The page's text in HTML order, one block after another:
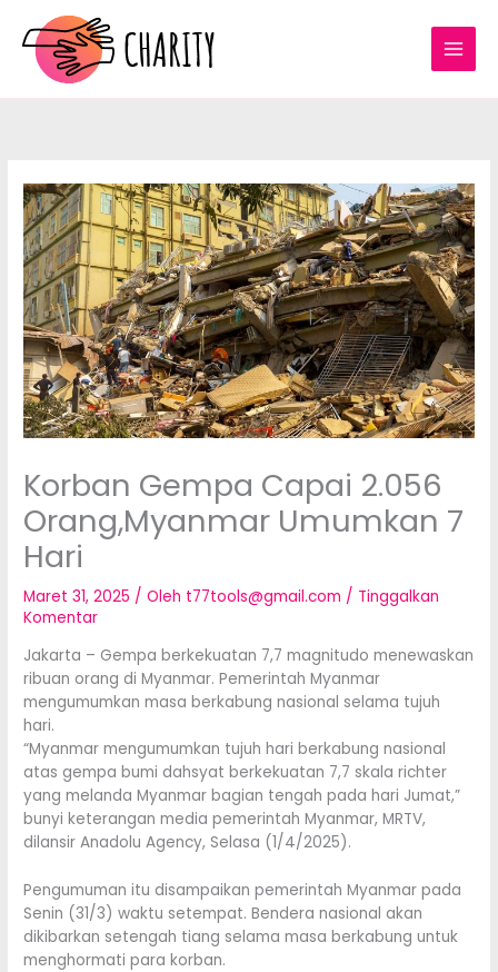
konten
Korban Gempa Capai 2.056
Orang,Myanmar Umumkan 7
Hari
Maret 31, 2025 / Oleh t77tools@gmail.com / Tinggalkan
Komentar
Jakarta – Gempa berkekuatan 7,7 magnitudo menewaskan
ribuan orang di Myanmar. Pemerintah Myanmar
mengumumkan masa berkabung nasional selama tujuh
hari.
“Myanmar mengumumkan tujuh hari berkabung nasional
atas gempa bumi dahsyat berkekuatan 7,7 skala richter
yang melanda Myanmar bagian tengah pada hari Jumat,”
bunyi keterangan media pemerintah Myanmar, MRTV,
dilansir Anadolu Agency, Selasa (1/4/2025).
Pengumuman itu disampaikan pemerintah Myanmar pada
Senin (31/3) waktu setempat. Bendera nasional akan
dikibarkan setengah tiang selama masa berkabung untuk
menghormati para korban.